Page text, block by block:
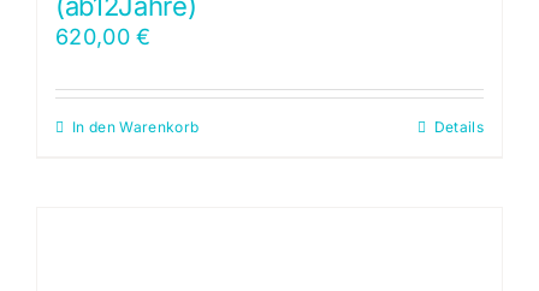
620,00€
In den Warenkorb Details